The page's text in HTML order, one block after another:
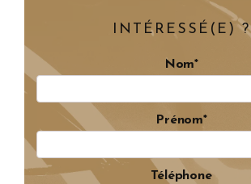
INTÉRESSÉ(E) ?
Nom*
Prénom*
Téléphone